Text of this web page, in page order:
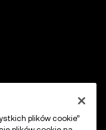
plików cookie”